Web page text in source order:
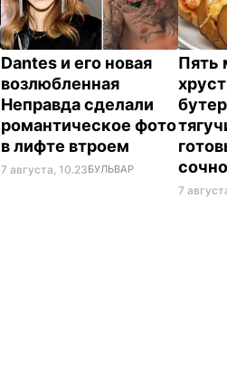
Dantes и его новая
возлюбленная
Неправда сделали
романтическое фото
в лифте втроем
7 августа, 10.23БУЛЬВАР
Пять
7